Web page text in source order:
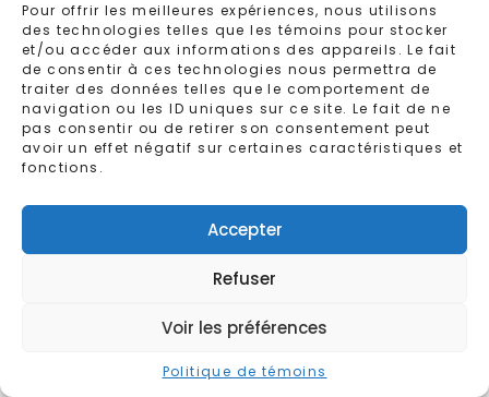
Pour offrir les meilleures expériences, nous utilisons
des technologies telles que les témoins pour stocker
et/ou accéder aux informations des appareils. Le fait
de consentir à ces technologies nous permettra de
traiter des données telles que le comportement de
navigation ou les ID uniques sur ce site. Le fait de ne
pas consentir ou de retirer son consentement peut
avoir un effet négatif sur certaines caractéristiques et
fonctions.
Accepter
Refuser
Voir les préférences
Politique de témoins
ENTREZ VOTRE COURRIEL POUR VOUS INSCRIRE À L'INFOLETTRE
© 2026 - Tous droits réservésRécréoparc